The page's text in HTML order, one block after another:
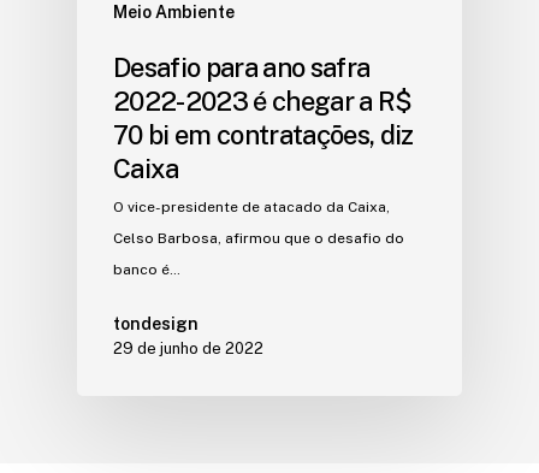
Meio Ambiente
Desafio para ano safra
2022-2023 é chegar a R$
70 bi em contratações, diz
Caixa
O vice-presidente de atacado da Caixa,
Celso Barbosa, afirmou que o desafio do
banco é…
tondesign
29 de junho de 2022